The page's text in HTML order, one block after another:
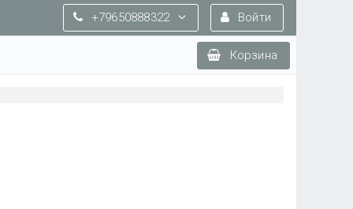
Войти
+79650888322
Корзина